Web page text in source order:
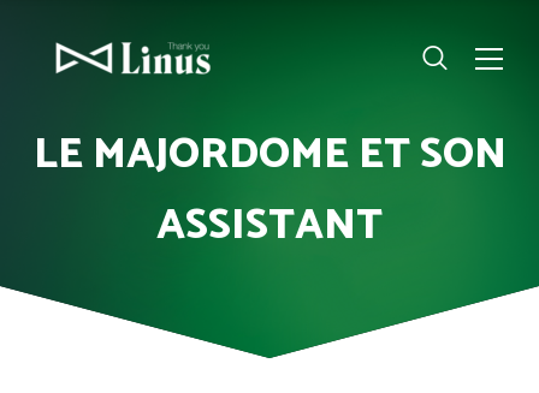
LE MAJORDOME ET SON
ASSISTANT